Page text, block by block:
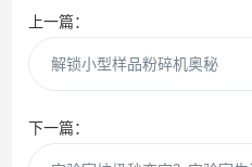
上一篇：
解锁小型样品粉碎机奥秘
下一篇：